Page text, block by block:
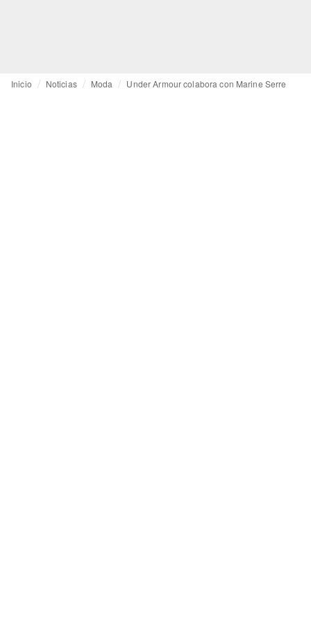
Inicio Noticias Moda Under Armour colabora con Marine Serre